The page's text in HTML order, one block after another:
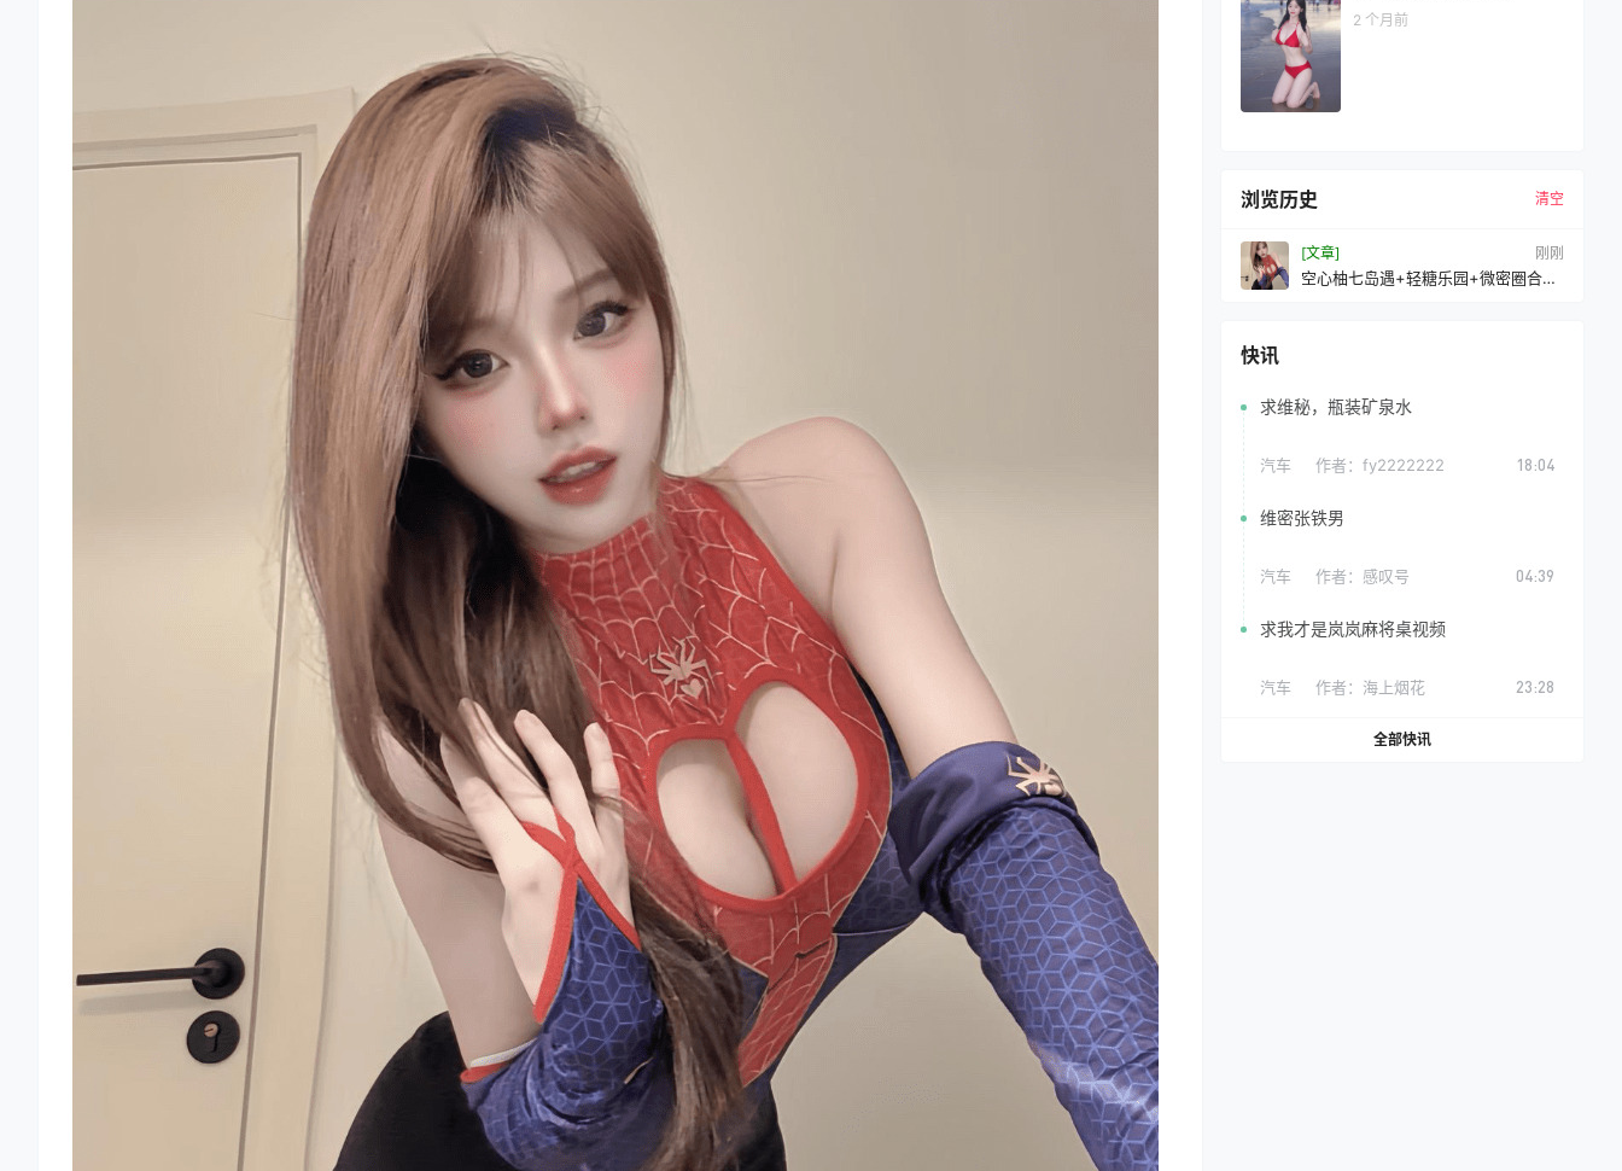
2 个月前
浏览历史 清空
[文章] 10 秒前
空心柚七岛遇+轻糖乐园+微密圈合集
快讯
求维秘，瓶装矿泉水
汽车 作者： fy2222222 18:04
维密张铁男
汽车 作者： 感叹号 04:39
求我才是岚岚麻将桌视频
汽车 作者： 海上烟花 23:28
全部快讯